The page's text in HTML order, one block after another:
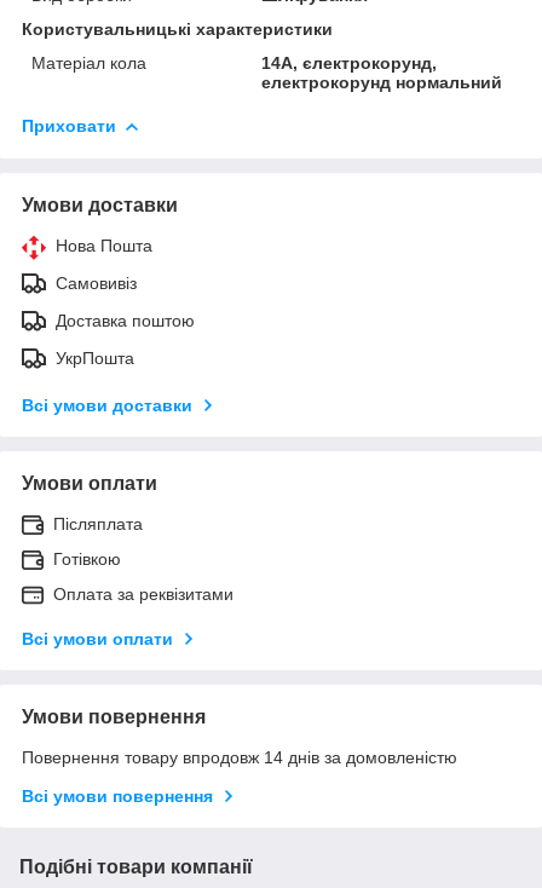
Користувальницькі характеристики
Матеріал кола
14А, єлектрокорунд,
електрокорунд нормальний
Приховати
Умови доставки
Нова Пошта
Самовивіз
Доставка поштою
УкрПошта
Всі умови доставки
Умови оплати
Післяплата
Готівкою
Оплата за реквізитами
Всі умови оплати
Умови повернення
Повернення товару впродовж 14 днів за домовленістю
Всі умови повернення
Подібні товари компанії